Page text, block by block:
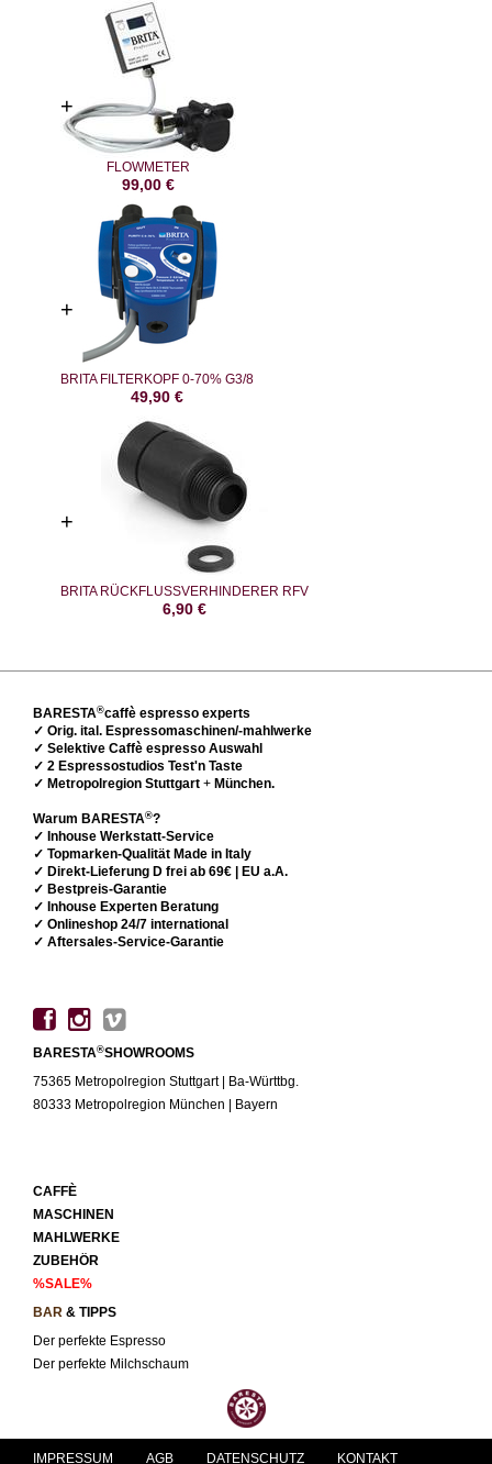
FLOWMETER
99,00 €
BRITA FILTERKOPF 0-70% G3/8
49,90 €
BRITA RÜCKFLUSSVERHINDERER RFV
6,90 €
BARESTA®caffè espresso experts
✓ Orig. ital. Espressomaschinen/-mahlwerke
✓ Selektive Caffè espresso Auswahl
✓ 2 Espressostudios Test'n Taste
✓ Metropolregion Stuttgart + München.
Warum BARESTA®?
✓ Inhouse Werkstatt-Service
✓ Topmarken-Qualität Made in Italy
✓ Direkt-Lieferung D frei ab 69€ | EU a.A.
✓ Bestpreis-Garantie
✓ Inhouse Experten Beratung
✓ Onlineshop 24/7 international
✓ Aftersales-Service-Garantie
BARESTA®SHOWROOMS
75365 Metropolregion Stuttgart | Ba-Württbg.
80333 Metropolregion München | Bayern
CAFFÈ
MASCHINEN
MAHLWERKE
ZUBEHÖR
%SALE%
BAR & TIPPS
Der perfekte Espresso
Der perfekte Milchschaum
IMPRESSUM AGB DATENSCHUTZ KONTAKT